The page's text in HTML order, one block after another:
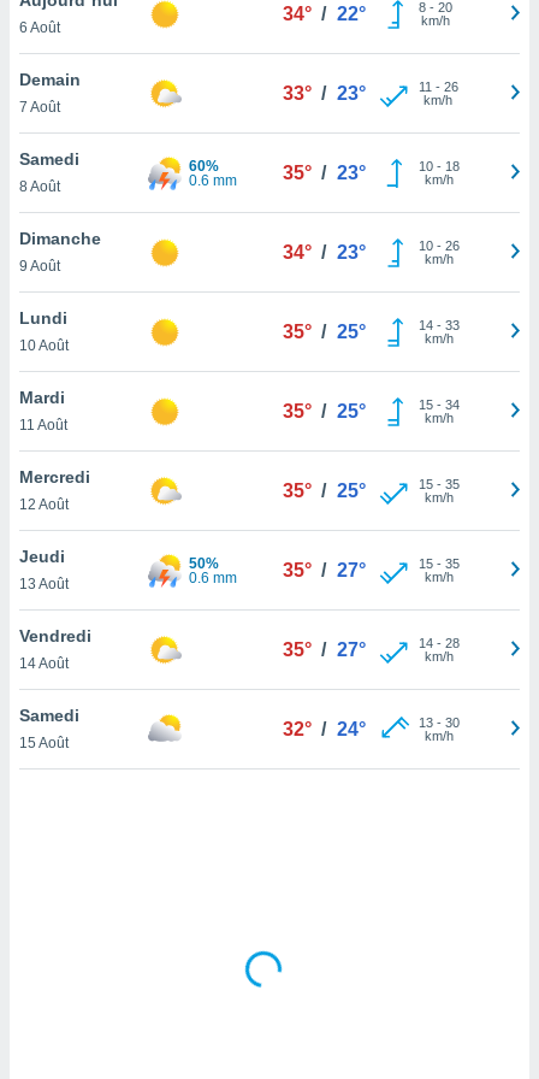
et
»,
au
vous
qu'ils
ou
le
ainsi
un
la
du
en
de
6 Août
34° / 22° 8- 20
km/h
Demain
7 Août
33° / 23° 11 - 26
km/h
Samedi
8 Août
60%
0.6 mm
35° / 23° 10- 18
km/h
Dimanche
9 Août
34° / 23° 10- 26
km/h
Lundi
10 Août
35° / 25° 14- 33
km/h
Mardi
11 Août
35° / 25° 15- 34
km/h
Mercredi
12 Août
35° / 25° 15- 35
km/h
Jeudi
13 Août
50%
0.6 mm
35° / 27° 15- 35
km/h
Vendredi
14 Août
35° / 27° 14- 28
km/h
Samedi
15 Août
32° / 24° 13- 30
km/h